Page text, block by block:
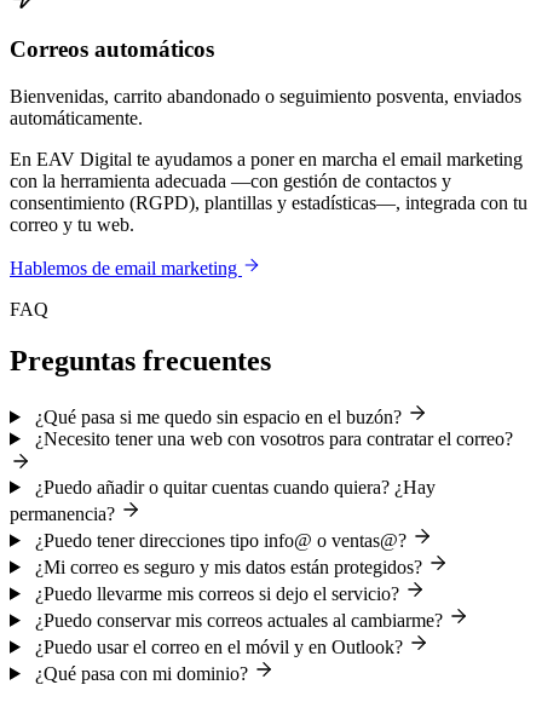
Correos automáticos
Bienvenidas, carrito abandonado o seguimiento posventa, enviados
automáticamente.
En EAV Digital te ayudamos a poner en marcha el email marketing
con la herramienta adecuada —con gestión de contactos y
consentimiento (RGPD), plantillas y estadísticas—, integrada con tu
correo y tu web.
Hablemos de email marketing
FAQ
Preguntas frecuentes
¿Qué pasa si me quedo sin espacio en el buzón?
¿Necesito tener una web con vosotros para contratar el correo?
¿Puedo añadir o quitar cuentas cuando quiera? ¿Hay
permanencia?
¿Puedo tener direcciones tipo info@ o ventas@?
¿Mi correo es seguro y mis datos están protegidos?
¿Puedo llevarme mis correos si dejo el servicio?
¿Puedo conservar mis correos actuales al cambiarme?
¿Puedo usar el correo en el móvil y en Outlook?
¿Qué pasa con mi dominio?